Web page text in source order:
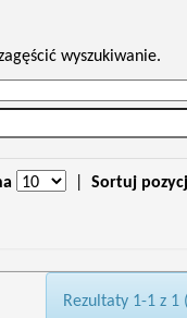
wyszukiwanie.
Sortuj
Rezultaty 1-1 z 1